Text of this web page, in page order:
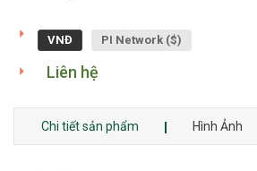
VNĐ PI Network ($)
Liên hệ
Chi tiết sản phẩm Hình Ảnh